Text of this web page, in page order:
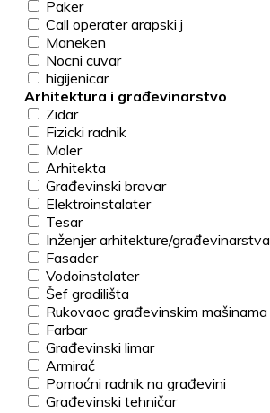
Paker
Call operater arapski j
Maneken
Nocni cuvar
higijenicar
Arhitektura i građevinarstvo
Zidar
Fizicki radnik
Moler
Arhitekta
Građevinski bravar
Elektroinstalater
Tesar
Inženjer arhitekture/građevinarstva
Fasader
Vodoinstalater
Šef gradilišta
Rukovaoc građevinskim mašinama
Farbar
Građevinski limar
Armirač
Pomoćni radnik na građevini
Građevinski tehničar